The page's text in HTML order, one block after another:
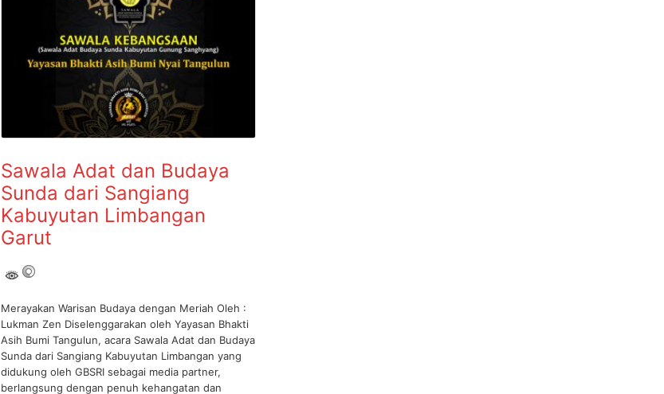
Sawala Adat dan Budaya
Sunda dari Sangiang
Kabuyutan Limbangan
Garut
Merayakan Warisan Budaya dengan Meriah Oleh :
Lukman Zen Diselenggarakan oleh Yayasan Bhakti
Asih Bumi Tangulun, acara Sawala Adat dan Budaya
Sunda dari Sangiang Kabuyutan Limbangan yang
didukung oleh GBSRI sebagai media partner,
berlangsung dengan penuh kehangatan dan